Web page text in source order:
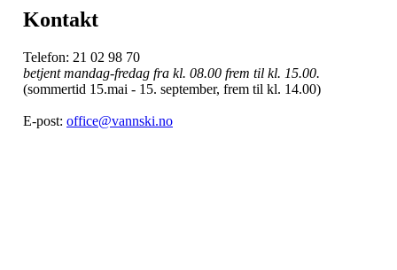
Kontakt
Telefon: 21 02 98 70
betjent mandag-fredag fra kl. 08.00 frem til kl. 15.00.
(sommertid 15.mai - 15. september, frem til kl. 14.00)
E-post: office@vannski.no